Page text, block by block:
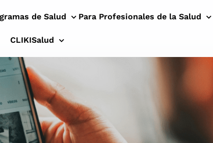
de Salud Para Profesionales de la Salud
CLIKISalud